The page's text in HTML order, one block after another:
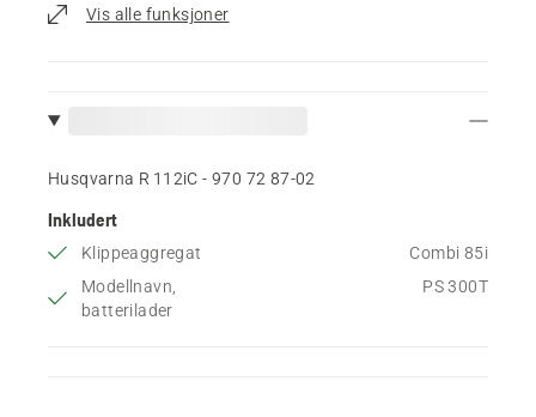
Vis alle funksjoner
Husqvarna R 112iC - 970 72 87‑02
Inkludert
Klippeaggregat
Combi 85i
Modellnavn,
batterilader
PS 300T